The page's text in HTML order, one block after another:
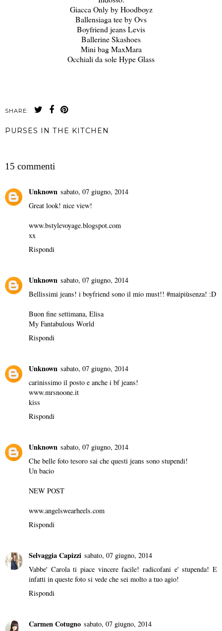
Giacca Only by Hoodboyz
Ballensiaga tee by Ovs
Boyfriend jeans Levis
Ballerine Skashoes
Mini bag MaxMara
Occhiali da sole Hype Glass
SHARE:
PURSES IN THE KITCHEN
15 commenti
Unknown sabato, 07 giugno, 2014
Great look! nice view!
www.bstylevoyage.blogspot.com
xx
Rispondi
Unknown sabato, 07 giugno, 2014
Bellissimi jeans! i boyfriend sono il mio must!! #maipiùsenza! :D
Buon fine settimana, Elisa
My Fantabulous World
Rispondi
Unknown sabato, 07 giugno, 2014
carinissimo il posto e anche i bf jeans!
www.mrsnoone.it
kiss
Rispondi
Unknown sabato, 07 giugno, 2014
Che belle foto tesoro sai che questi jeans sono stupendi!
Un bacio
NEW POST
www.angelswearheels.com
Rispondi
Selvaggia Capizzi sabato, 07 giugno, 2014
Vabbe' Carola ti piace vincere facile! radicofani e' stupenda! E
infatti in queste foto si vede che sei molto a tuo agio!
Rispondi
Carmen Cotugno sabato, 07 giugno, 2014